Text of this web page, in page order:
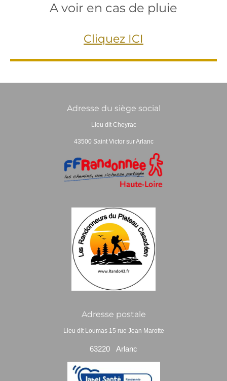
A voir en cas de pluie
Cliquez ICI
Adresse du siège social
Lieu dit Cheyrac
43500 Saint Victor sur Arlanc
Adresse postale
Lieu dit Loumas 15 rue Jean Marotte
63220 Arlanc